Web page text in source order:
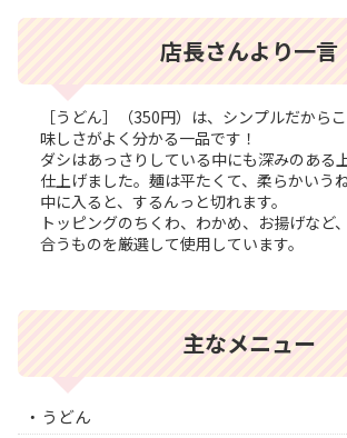
店長さんより一言
［うどん］（350円）は、シンプルだから
味しさがよく分かる一品です！
ダシはあっさりしている中にも深みのある
仕上げました。麺は平たくて、柔らかいう
中に入ると、するんっと切れます。
トッピングのちくわ、わかめ、お揚げなど
合うものを厳選して使用しています。
主なメニュー
・うどん